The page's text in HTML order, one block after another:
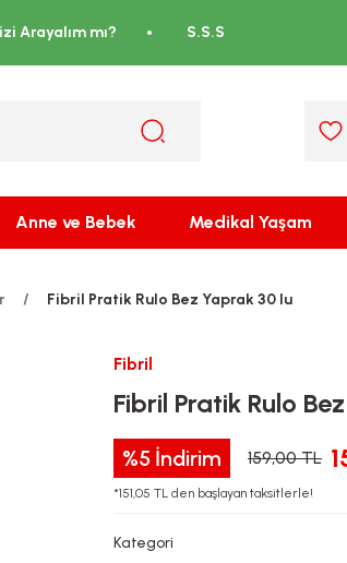
Arayalım mı? S.S.S
Anne ve Bebek Medikal Yaşam
Fibril Pratik Rulo Bez Yaprak 30 lu
Fibril
Fibril Pratik Rulo
%5 İndirim 159,00 TL
*151,05 TL den başlayan taksitlerle!
Kategori